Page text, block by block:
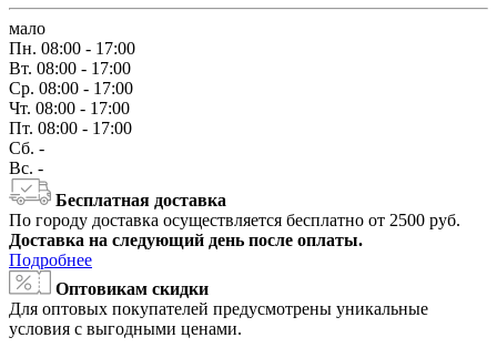
мало
Пн. 08:00 - 17:00
Вт. 08:00 - 17:00
Ср. 08:00 - 17:00
Чт. 08:00 - 17:00
Пт. 08:00 - 17:00
Сб. -
Вс. -
Бесплатная доставка
По городу доставка осуществляется бесплатно от 2500 руб.
Доставка на следующий день после оплаты.
Подробнее
Оптовикам скидки
Для оптовых покупателей предусмотрены уникальные
условия с выгодными ценами.